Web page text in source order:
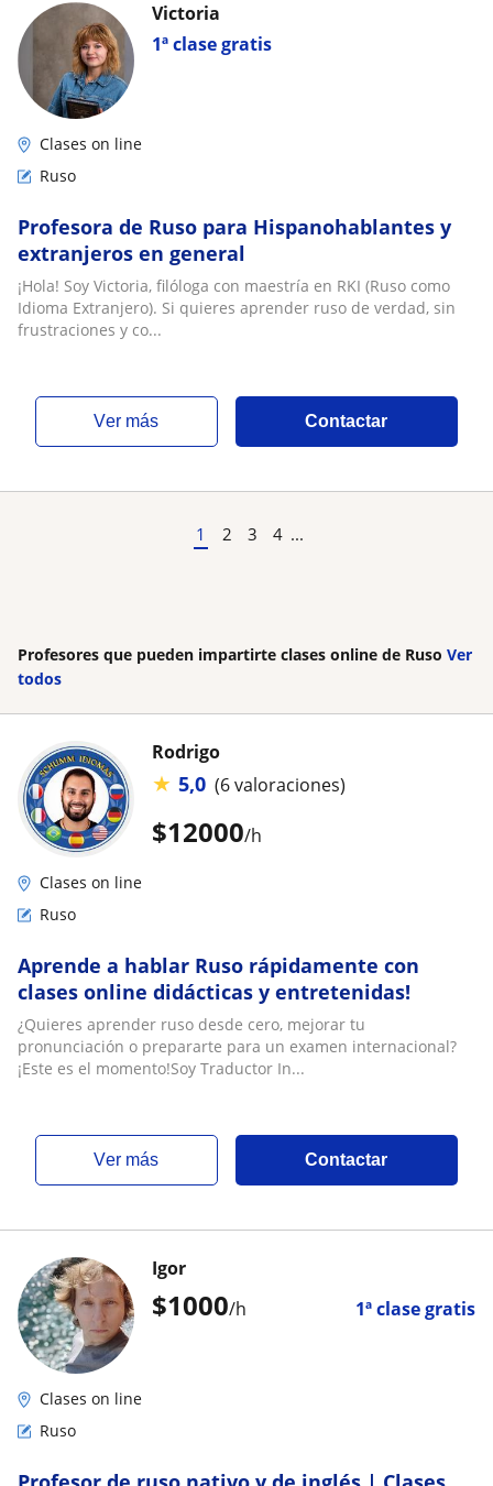
1ª clase gratis
Victoria
Clases on line
Ruso
Profesora de Ruso para Hispanohablantes y
extranjeros en general
¡Hola! Soy Victoria, filóloga con maestría en RKI (Ruso como
Idioma Extranjero). Si quieres aprender ruso de verdad, sin
frustraciones y co...
ver más Contactar
1 2 3 4 ...
Profesores que pueden impartirte clases online de Ruso Ver
todos
$12000/h
Rodrigo
★ 5,0 (6 valoraciones)
Clases on line
Ruso
Aprende a hablar Ruso rápidamente con
clases online didácticas y entretenidas!
¿Quieres aprender ruso desde cero, mejorar tu
pronunciación o prepararte para un examen internacional?
¡Este es el momento!Soy Traductor In...
ver más Contactar
$1000/h 1ª clase gratis
Igor
Clases on line
Ruso